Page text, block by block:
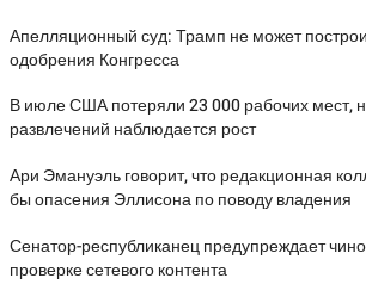
Апелляционный суд: Трамп не может
одобрения Конгресса
В июле США потеряли 23 000 рабочих мест,
развлечений наблюдается рост
Ари Эмануэль говорит, что редакционная
бы опасения Эллисона по поводу владения
Сенатор-республиканец предупреждает
проверке сетевого контента